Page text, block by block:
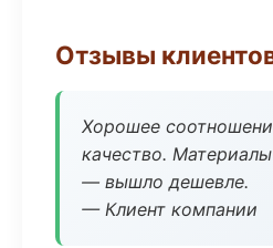
Отзывы
Хорошее
качество.
— вышло дешевле.
— Клиент компании